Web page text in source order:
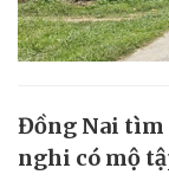
Đồng Nai
nghi có mộ